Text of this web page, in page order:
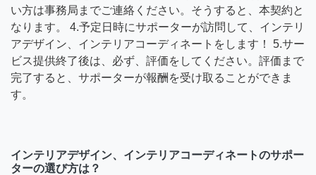
い方は事務局までご連絡ください。そうすると、本契約と
なります。 4.予定日時にサポーターが訪問して、インテリ
アデザイン、インテリアコーディネートをします！ 5.サー
ビス提供終了後は、必ず、評価をしてください。評価まで
完了すると、サポーターが報酬を受け取ることができま
す。
インテリアデザイン、インテリアコーディネートのサポー
ターの選び方は？